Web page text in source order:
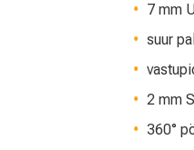
7 mm
suur
2 mm
360°